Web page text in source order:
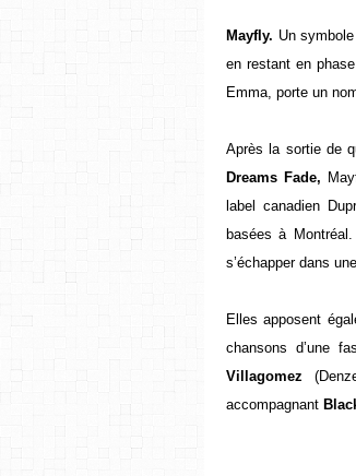
Mayfly. Un
en restant en
Emma, porte un
Après la sortie de
Dreams Fade,
label canadien
basées à
s’échapper dans
Elles apposent
chansons d’une
Villagomez
accompagnant